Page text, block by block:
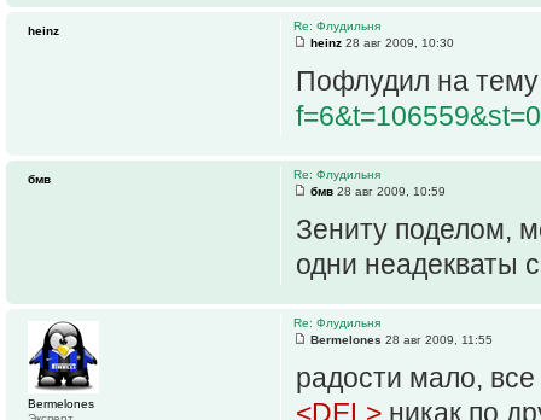
Re: Флудильня
heinz 28 авг 2009, 10:30
Пофлудил на
heinz
Re: Флудильня
бмв 28 авг 2009, 10:59
Зениту поделом,
одни неадекваты
бмв
Re: Флудильня
Bermelones 28 авг 2009, 11:55
радости мало,
<DEL> никак по
Bermelones